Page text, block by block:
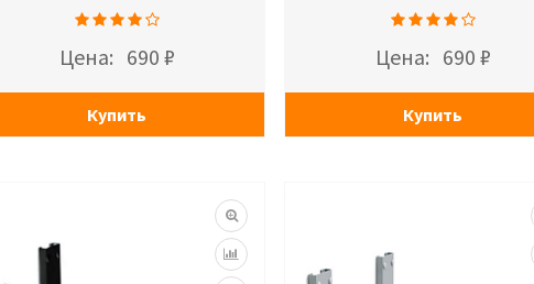
Цена: 690 ₽
Купить
Цена: 690 ₽
Купить